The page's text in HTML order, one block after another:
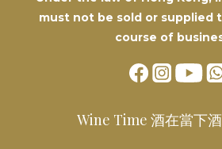
must not be sold or supplied
course of
Wine Time 酒在當下